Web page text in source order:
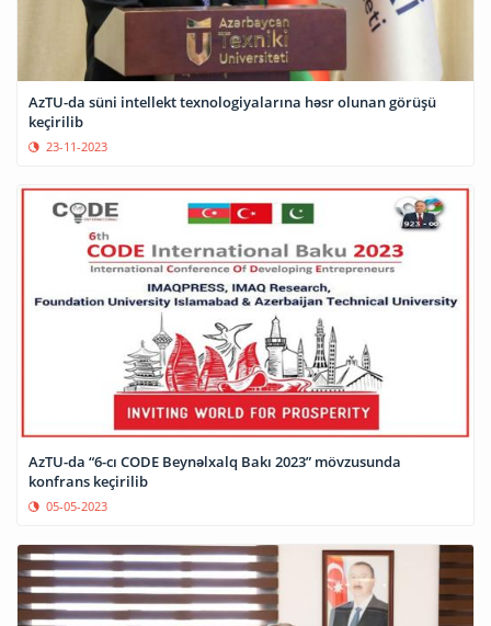
AzTU-da süni intellekt texnologiyalarına həsr olunan görüşü
keçirilib
23-11-2023
AzTU-da “6-cı CODE Beynəlxalq Bakı 2023” mövzusunda
konfrans keçirilib
05-05-2023